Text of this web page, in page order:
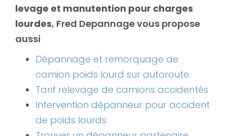
levage et manutention pour charges
lourdes, Fred Depannage vous propose
aussi
Dépannage et remorquage de
camion poids lourd sur autoroute
Tarif relevage de camions accidentés
Intervention dépanneur pour accident
de poids lourds